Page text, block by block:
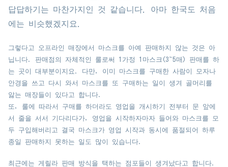
답답하기는 마찬가지인 것 같습니다. 아마 한국도 처음
에는 비슷했겠지요.
그렇다고 오프라인 매장에서 마스크를 아예 판매하지 않는 것은 아
닙니다. 판매점의 자체적인 룰로써 1가정 1마스크(3~5매) 판매를 하
는 곳이 대부분이지요. 다만, 이미 마스크를 구매한 사람이 모자나
안경을 쓰고 다시 와서 마스크를 또 구매하는 일이 생겨 골머리를
앓는 매장들이 있다고 합니다.
또, 룰에 따라서 구매를 하더라도 영업을 개시하기 전부터 문 앞에
서 줄을 서서 기다리다가, 영업을 시작하자마자 들어와 마스크를 모
두 구입해버리고 결국 마스크가 영업 시작과 동시에 품절되어 하루
종일 판매하지 못하는 일도 많이 있습니다.
최근에는 게릴라 판매 방식을 택하는 점포들이 생겨났다고 합니다.